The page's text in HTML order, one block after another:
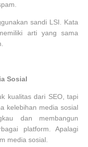
sandi LSI. Kata
arti yang sama
Sosial
kualitas dari SEO, tapi
kelebihan media sosial
dan membangun
platform. Apalagi
media sosial.